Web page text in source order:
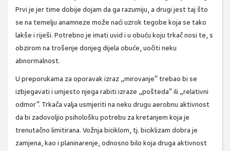
Prvi je jer time dobije dojam da ga razumiju, a drugi jest taj što
se na temelju anamneze može naći uzrok tegobe koja se tako
lakše i riješi. Potrebno je imati uvid i u obuću koju trkač nosi te, s
obzirom na trošenje donjeg dijela obuće, uočiti neku
abnormalnost.
U preporukama za oporavak izraz „mirovanje“ trebao bi se
izbjegavati i umjesto njega rabiti izraze „pošteda“ ili „relativni
odmor“. Trkača valja usmjeriti na neku drugu aerobnu aktivnost
da bi zadovoljio psihološku potrebu za kretanjem koja je
trenutačno limitirana. Vožnja biciklom, tj. biciklizam dobra je
zamjena, kao i planinarenje, odnosno bilo koja druga aktivnost